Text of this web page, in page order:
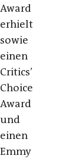
Award
erhielt
sowie
einen
Critics’
Choice
Award
und
einen
Emmy